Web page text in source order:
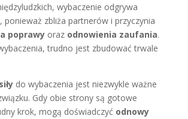
wybaczenie odgrywa
ponieważ zbliża partnerów i przyczynia
poprawyoraz odnowienia zaufania.
trudno jest zbudować trwale
siłydo wybaczenia jest niezwykle ważne
Gdy obie strony są gotowe
krok, mogą doświadczyć odnowy